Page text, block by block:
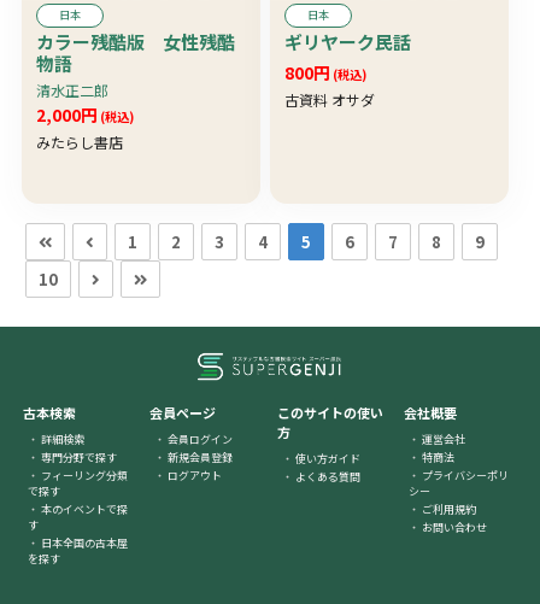
日本
カラー残酷版 女性残酷
物語
清水正二郎
2,000円 (税込)
みたらし書店
日本
ギリヤーク民話
800円 (税込)
古資料 オサダ
1 2 3 4 5 6 7 8
9
10
古本検索
詳細検索
専門分野で探す
フィーリング分類
で探す
本のイベントで探
す
日本全国の古本屋
を探す
会員ページ
会員ログイン
新規会員登録
ログアウト
このサイトの使い
方
使い方ガイド
よくある質問
会社概要
運営会社
特商法
プライバシーポリ
シー
ご利用規約
お問い合わせ